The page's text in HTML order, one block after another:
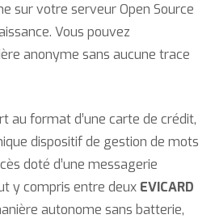
sur votre serveur Open Source
Vous pouvez
anonyme sans aucune trace
au format d’une carte de crédit,
dispositif de gestion de mots
doté d’une messagerie
y compris entre deux EVICARD
autonome sans batterie,